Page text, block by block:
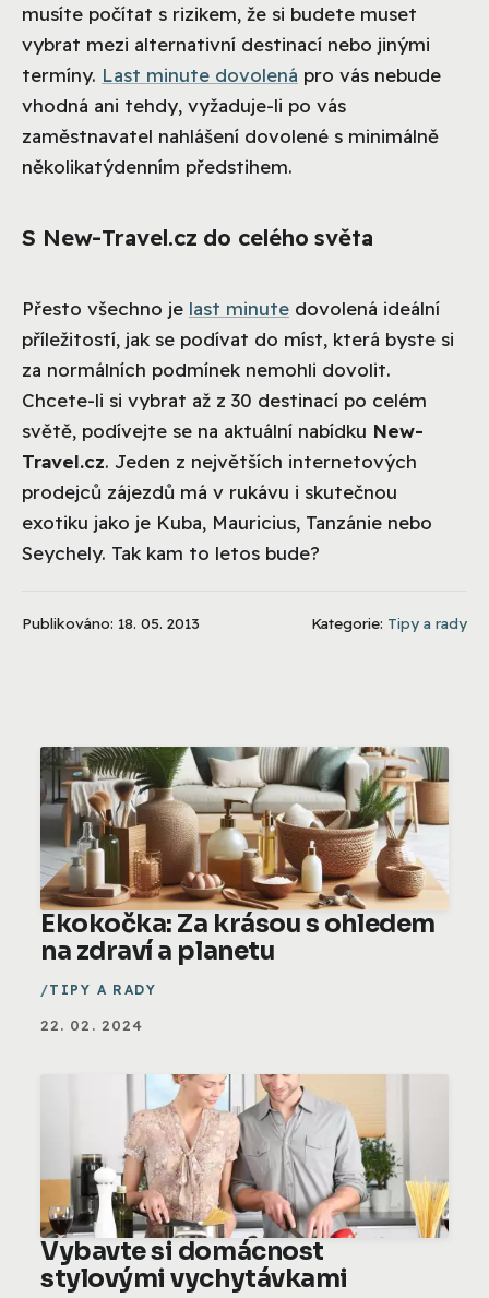
musíte počítat s rizikem, že si budete muset
vybrat mezi alternativní destinací nebo jinými
termíny. Last minute dovolená pro vás nebude
vhodná ani tehdy, vyžaduje-li po vás
zaměstnavatel nahlášení dovolené s minimálně
několikatýdenním předstihem.
S New-Travel.cz do celého světa
Přesto všechno je last minute dovolená ideální
příležitostí, jak se podívat do míst, která byste si
za normálních podmínek nemohli dovolit.
Chcete-li si vybrat až z 30 destinací po celém
světě, podívejte se na aktuální nabídku New-
Travel.cz. Jeden z největších internetových
prodejců zájezdů má v rukávu i skutečnou
exotiku jako je Kuba, Mauricius, Tanzánie nebo
Seychely. Tak kam to letos bude?
Publikováno: 18. 05. 2013 Kategorie: Tipy a rady
Ekokočka: Za krásou s ohledem
na zdraví a planetu
TIPY A RADY
22. 02. 2024
Vybavte si domácnost
stylovými vychytávkami